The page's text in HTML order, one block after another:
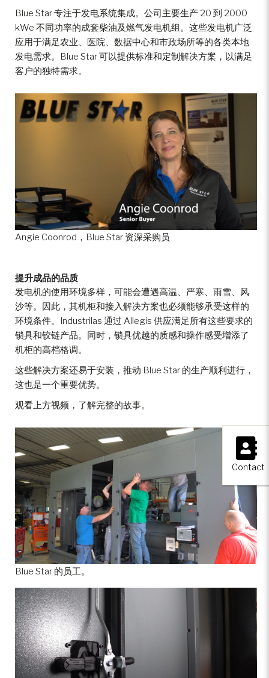
×
Contact
Blue Star 专注于发电系统集成。公司主要生产 20 到 2000
kWe 不同功率的成套柴油及燃气发电机组。这些发电机广泛
应用于满足农业、医院、数据中心和市政场所等的各类本地
发电需求。Blue Star 可以提供标准和定制解决方案，以满足
客户的独特需求。
Angie Coonrod，Blue Star 资深采购员
提升成品的品质
发电机的使用环境多样，可能会遭遇高温、严寒、雨雪、风
沙等。因此，其机柜和接入解决方案也必须能够承受这样的
环境条件。Industrilas 通过 Allegis 供应满足所有这些要求的
锁具和铰链产品。同时，锁具优越的质感和操作感受增添了
机柜的高档格调。
这些解决方案还易于安装，推动 Blue Star 的生产顺利进行，
这也是一个重要优势。
观看上方视频，了解完整的故事。
Blue Star 的员工。